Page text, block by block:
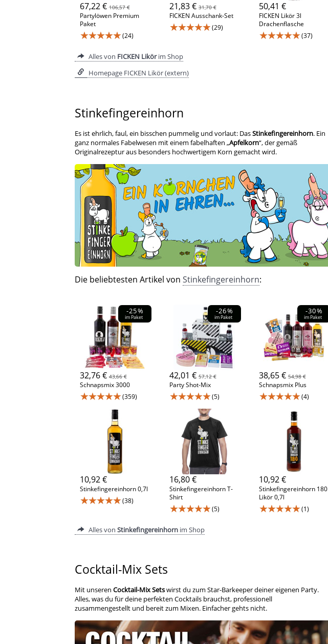
67,22 €106,57 €
Partylöwen Premium
Paket
★★★★★ (24)
21,83 €31,70 €
FICKEN Ausschank-Set
★★★★★ (29)
50,41 €
FICKEN Likör 3l
Drachenflasche
★★★★★ (37)
Alles von FICKEN Likörim Shop
Homepage FICKEN Likör (extern)
Stinkefingereinhorn
Es ist ehrlich, faul, ein bisschen pummelig und vorlaut: DasStinkefingereinhorn. Ein
ganz normales Fabelwesen mit einem fabelhaften „Apfelkorn“, der gemäß
Originalrezeptur aus besonders hochwertigem Korn gemacht wird.
Die beliebtesten Artikel von Stinkefingereinhorn:
-25%
im Paket
32,76 €43,66 €
Schnapsmix 3000
★★★★★ (359)
-26%
im Paket
42,01 €57,12 €
Party Shot-Mix
★★★★★ (5)
-30%
im Paket
38,65 €54,98 €
Schnapsmix Plus
★★★★★ (4)
10,92 €
Stinkefingereinhorn 0,7l
★★★★★ (38)
16,80 €
Stinkefingereinhorn T-
Shirt
★★★★★ (5)
10,92 €
Stinkefingereinhorn 180
Likör 0,7l
★★★★★ (1)
Alles von Stinkefingereinhornim Shop
Cocktail-Mix Sets
Mit unseren Cocktail-Mix Setswirst du zum Star-Barkeeper deiner eigenen Party.
Alles, was du für deine perfekten Cocktails brauchst, professionell
zusammengestellt und bereit zum Mixen. Einfacher gehts nicht.